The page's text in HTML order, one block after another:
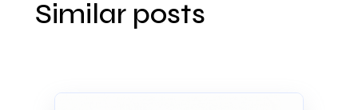
Similar posts